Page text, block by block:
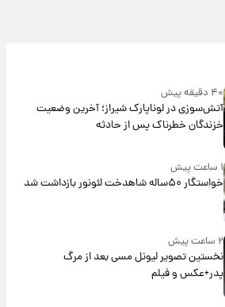
۴۰ دقیقه پیش
آتش‌سوزی در لوناپارک شیراز؛ آخرین وضعیت
خزندگان خطرناک پس از حادثه
۱ ساعت پیش
خواستگار ۵۰ساله شاهدخت لئونور بازداشت شد
۲ ساعت پیش
نخستین تصویر لیونل مسی بعد از مرگ
پدر+عکس و فیلم